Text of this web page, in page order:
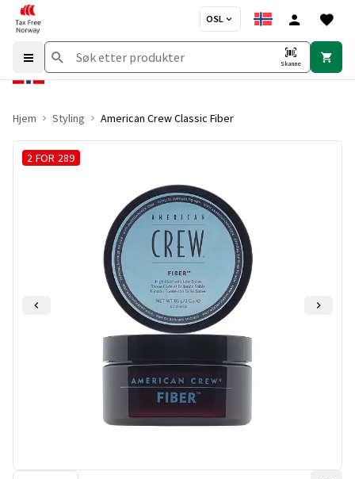
OSL
Skanne
Hjem Styling American Crew Classic Fiber
2 FOR 289